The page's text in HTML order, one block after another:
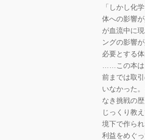
「しかし化
体への影響
が血流中に
ングの影響
必要とする
……この本は
前までは取
いなかった
なき挑戦の
じっくり教
境下で作ら
利益をめぐ